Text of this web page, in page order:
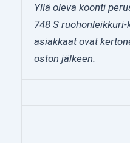
Yllä oleva koonti
748 S
asiakkaat ovat
oston jälkeen.